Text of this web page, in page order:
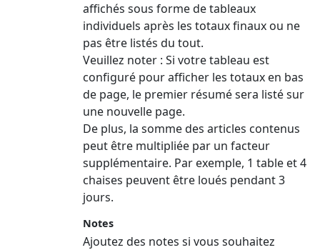
affichés sous forme de tableaux
individuels après les totaux finaux ou ne
pas être listés du tout.
Veuillez noter : Si votre tableau est
configuré pour afficher les totaux en bas
de page, le premier résumé sera listé sur
une nouvelle page.
De plus, la somme des articles contenus
peut être multipliée par un facteur
supplémentaire. Par exemple, 1 table et 4
chaises peuvent être loués pendant 3
jours.
Notes
Ajoutez des notes si vous souhaitez